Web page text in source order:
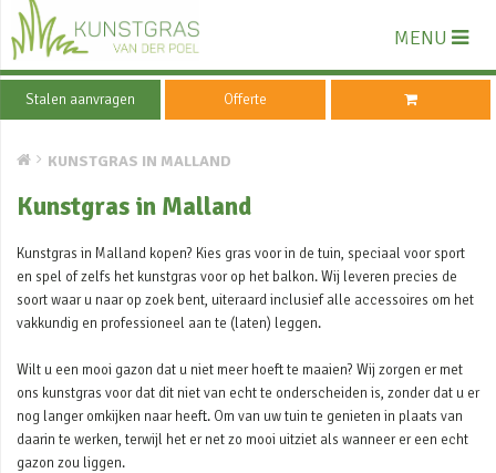
MENU
Stalen aanvragen Offerte
KUNSTGRAS IN MALLAND
Kunstgras in Malland
Kunstgras in Malland kopen? Kies gras voor in de tuin, speciaal voor sport
en spel of zelfs het kunstgras voor op het balkon. Wij leveren precies de
soort waar u naar op zoek bent, uiteraard inclusief alle accessoires om het
vakkundig en professioneel aan te (laten) leggen.
Wilt u een mooi gazon dat u niet meer hoeft te maaien? Wij zorgen er met
ons kunstgras voor dat dit niet van echt te onderscheiden is, zonder dat u er
nog langer omkijken naar heeft. Om van uw tuin te genieten in plaats van
daarin te werken, terwijl het er net zo mooi uitziet als wanneer er een echt
gazon zou liggen.